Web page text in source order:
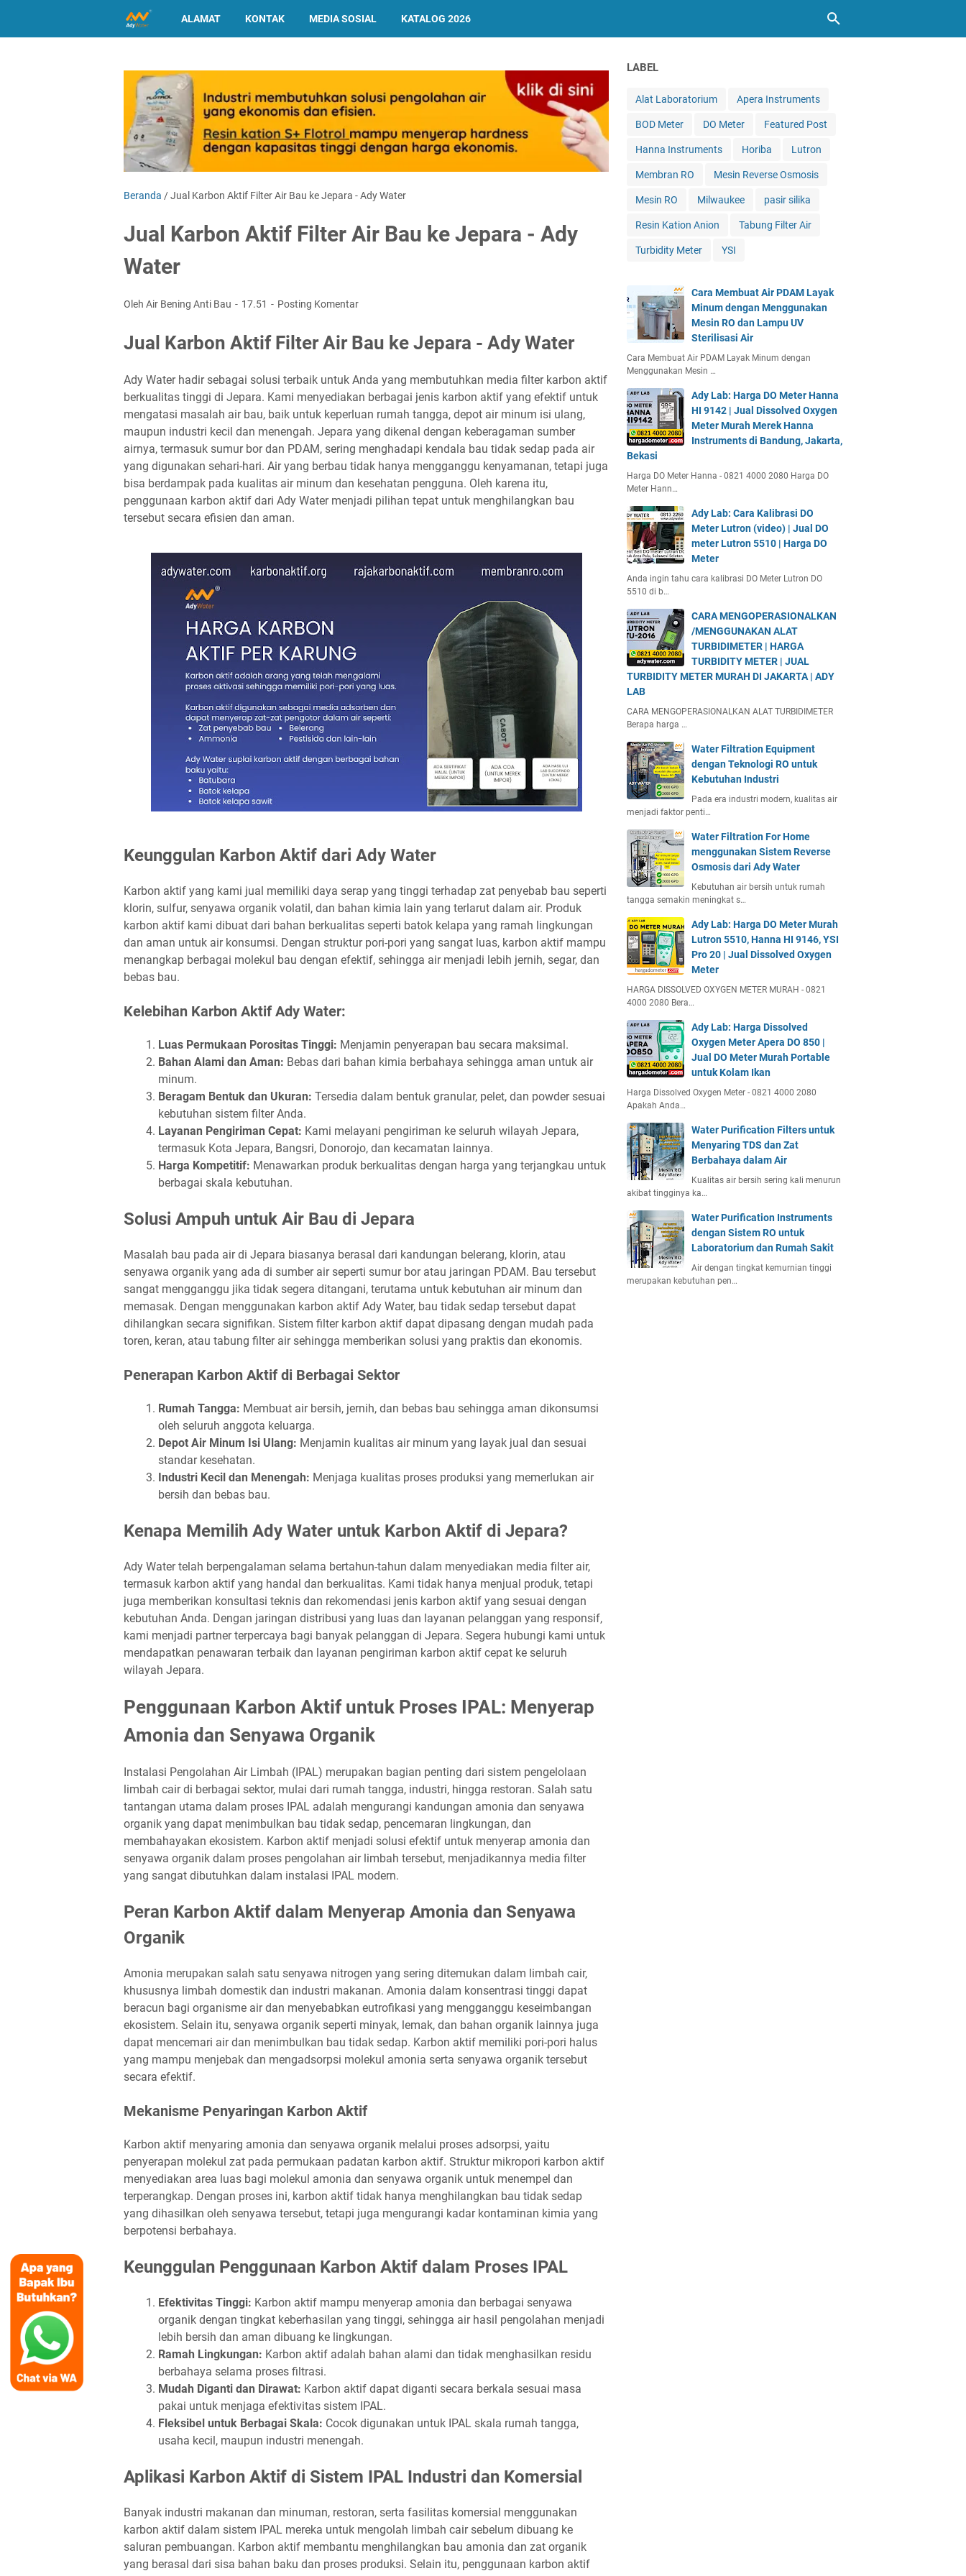
ALAMAT KONTAK MEDIA SOSIAL KATALOG 2026
Beranda /Jual Karbon Aktif Filter Air Bau ke Jepara - Ady Water
Jual Karbon Aktif Filter Air Bau ke Jepara - Ady
Water
Oleh Air Bening Anti Bau 17.51 Posting Komentar
Jual Karbon Aktif Filter Air Bau ke Jepara - Ady Water
Ady Water hadir sebagai solusi terbaik untuk Anda yang membutuhkan media filter karbon aktif
berkualitas tinggi di Jepara. Kami menyediakan berbagai jenis karbon aktif yang efektif untuk
mengatasi masalah air bau, baik untuk keperluan rumah tangga, depot air minum isi ulang,
maupun industri kecil dan menengah. Jepara yang dikenal dengan keberagaman sumber
airnya, termasuk sumur bor dan PDAM, sering menghadapi kendala bau tidak sedap pada air
yang digunakan sehari-hari. Air yang berbau tidak hanya mengganggu kenyamanan, tetapi juga
bisa berdampak pada kualitas air minum dan kesehatan pengguna. Oleh karena itu,
penggunaan karbon aktif dari Ady Water menjadi pilihan tepat untuk menghilangkan bau
tersebut secara efisien dan aman.
Keunggulan Karbon Aktif dari Ady Water
Karbon aktif yang kami jual memiliki daya serap yang tinggi terhadap zat penyebab bau seperti
klorin, sulfur, senyawa organik volatil, dan bahan kimia lain yang terlarut dalam air. Produk
karbon aktif kami dibuat dari bahan berkualitas seperti batok kelapa yang ramah lingkungan
dan aman untuk air konsumsi. Dengan struktur pori-pori yang sangat luas, karbon aktif mampu
menangkap berbagai molekul bau dengan efektif, sehingga air menjadi lebih jernih, segar, dan
bebas bau.
Kelebihan Karbon Aktif Ady Water:
Luas Permukaan Porositas Tinggi: Menjamin penyerapan bau secara maksimal.
Bahan Alami dan Aman: Bebas dari bahan kimia berbahaya sehingga aman untuk air
minum.
Beragam Bentuk dan Ukuran: Tersedia dalam bentuk granular, pelet, dan powder sesuai
kebutuhan sistem filter Anda.
Layanan Pengiriman Cepat: Kami melayani pengiriman ke seluruh wilayah Jepara,
termasuk Kota Jepara, Bangsri, Donorojo, dan kecamatan lainnya.
Harga Kompetitif: Menawarkan produk berkualitas dengan harga yang terjangkau untuk
berbagai skala kebutuhan.
Solusi Ampuh untuk Air Bau di Jepara
Masalah bau pada air di Jepara biasanya berasal dari kandungan belerang, klorin, atau
senyawa organik yang ada di sumber air seperti sumur bor atau jaringan PDAM. Bau tersebut
sangat mengganggu jika tidak segera ditangani, terutama untuk kebutuhan air minum dan
memasak. Dengan menggunakan karbon aktif Ady Water, bau tidak sedap tersebut dapat
dihilangkan secara signifikan. Sistem filter karbon aktif dapat dipasang dengan mudah pada
toren, keran, atau tabung filter air sehingga memberikan solusi yang praktis dan ekonomis.
Penerapan Karbon Aktif di Berbagai Sektor
Rumah Tangga: Membuat air bersih, jernih, dan bebas bau sehingga aman dikonsumsi
oleh seluruh anggota keluarga.
Depot Air Minum Isi Ulang: Menjamin kualitas air minum yang layak jual dan sesuai
standar kesehatan.
Industri Kecil dan Menengah: Menjaga kualitas proses produksi yang memerlukan air
bersih dan bebas bau.
Kenapa Memilih Ady Water untuk Karbon Aktif di Jepara?
Ady Water telah berpengalaman selama bertahun-tahun dalam menyediakan media filter air,
termasuk karbon aktif yang handal dan berkualitas. Kami tidak hanya menjual produk, tetapi
juga memberikan konsultasi teknis dan rekomendasi jenis karbon aktif yang sesuai dengan
kebutuhan Anda. Dengan jaringan distribusi yang luas dan layanan pelanggan yang responsif,
kami menjadi partner terpercaya bagi banyak pelanggan di Jepara. Segera hubungi kami untuk
mendapatkan penawaran terbaik dan layanan pengiriman karbon aktif cepat ke seluruh
wilayah Jepara.
Penggunaan Karbon Aktif untuk Proses IPAL: Menyerap
Amonia dan Senyawa Organik
Instalasi Pengolahan Air Limbah (IPAL) merupakan bagian penting dari sistem pengelolaan
limbah cair di berbagai sektor, mulai dari rumah tangga, industri, hingga restoran. Salah satu
tantangan utama dalam proses IPAL adalah mengurangi kandungan amonia dan senyawa
organik yang dapat menimbulkan bau tidak sedap, pencemaran lingkungan, dan
membahayakan ekosistem. Karbon aktif menjadi solusi efektif untuk menyerap amonia dan
senyawa organik dalam proses pengolahan air limbah tersebut, menjadikannya media filter
yang sangat dibutuhkan dalam instalasi IPAL modern.
Peran Karbon Aktif dalam Menyerap Amonia dan Senyawa
Organik
Amonia merupakan salah satu senyawa nitrogen yang sering ditemukan dalam limbah cair,
khususnya limbah domestik dan industri makanan. Amonia dalam konsentrasi tinggi dapat
beracun bagi organisme air dan menyebabkan eutrofikasi yang mengganggu keseimbangan
ekosistem. Selain itu, senyawa organik seperti minyak, lemak, dan bahan organik lainnya juga
dapat mencemari air dan menimbulkan bau tidak sedap. Karbon aktif memiliki pori-pori halus
yang mampu menjebak dan mengadsorpsi molekul amonia serta senyawa organik tersebut
secara efektif.
Mekanisme Penyaringan Karbon Aktif
Karbon aktif menyaring amonia dan senyawa organik melalui proses adsorpsi, yaitu
penyerapan molekul zat pada permukaan padatan karbon aktif. Struktur mikropori karbon aktif
menyediakan area luas bagi molekul amonia dan senyawa organik untuk menempel dan
terperangkap. Dengan proses ini, karbon aktif tidak hanya menghilangkan bau tidak sedap
yang dihasilkan oleh senyawa tersebut, tetapi juga mengurangi kadar kontaminan kimia yang
berpotensi berbahaya.
Keunggulan Penggunaan Karbon Aktif dalam Proses IPAL
Efektivitas Tinggi: Karbon aktif mampu menyerap amonia dan berbagai senyawa
organik dengan tingkat keberhasilan yang tinggi, sehingga air hasil pengolahan menjadi
lebih bersih dan aman dibuang ke lingkungan.
Ramah Lingkungan: Karbon aktif adalah bahan alami dan tidak menghasilkan residu
berbahaya selama proses filtrasi.
Mudah Diganti dan Dirawat: Karbon aktif dapat diganti secara berkala sesuai masa
pakai untuk menjaga efektivitas sistem IPAL.
Fleksibel untuk Berbagai Skala: Cocok digunakan untuk IPAL skala rumah tangga,
usaha kecil, maupun industri menengah.
Aplikasi Karbon Aktif di Sistem IPAL Industri dan Komersial
Banyak industri makanan dan minuman, restoran, serta fasilitas komersial menggunakan
karbon aktif dalam sistem IPAL mereka untuk mengolah limbah cair sebelum dibuang ke
saluran pembuangan. Karbon aktif membantu menghilangkan bau amonia dan zat organik
yang berasal dari sisa bahan baku dan proses produksi. Selain itu, penggunaan karbon aktif
LABEL
Alat Laboratorium Apera Instruments
BOD Meter DO Meter Featured Post
Hanna Instruments Horiba Lutron
Membran RO Mesin Reverse Osmosis
Mesin RO Milwaukee pasir silika
Resin Kation Anion Tabung Filter Air
Turbidity Meter YSI
Cara Membuat Air PDAM Layak
Minum dengan Menggunakan
Mesin RO dan Lampu UV
Sterilisasi Air
Cara Membuat Air PDAM Layak Minum dengan
Menggunakan Mesin …
Ady Lab: Harga DO Meter Hanna
HI 9142 | Jual Dissolved Oxygen
Meter Murah Merek Hanna
Instruments di Bandung, Jakarta,
Bekasi
Harga DO Meter Hanna - 0821 4000 2080 Harga DO
Meter Hann…
Ady Lab: Cara Kalibrasi DO
Meter Lutron (video) | Jual DO
meter Lutron 5510 | Harga DO
Meter
Anda ingin tahu cara kalibrasi DO Meter Lutron DO
5510 di b…
CARA MENGOPERASIONALKAN
/MENGGUNAKAN ALAT
TURBIDIMETER | HARGA
TURBIDITY METER | JUAL
TURBIDITY METER MURAH DI JAKARTA | ADY
LAB
CARA MENGOPERASIONALKAN ALAT TURBIDIMETER
Berapa harga …
Water Filtration Equipment
dengan Teknologi RO untuk
Kebutuhan Industri
Pada era industri modern, kualitas air
menjadi faktor penti…
Water Filtration For Home
menggunakan Sistem Reverse
Osmosis dari Ady Water
Kebutuhan air bersih untuk rumah
tangga semakin meningkat s…
Ady Lab: Harga DO Meter Murah
Lutron 5510, Hanna HI 9146, YSI
Pro 20 | Jual Dissolved Oxygen
Meter
HARGA DISSOLVED OXYGEN METER MURAH - 0821
4000 2080 Bera…
Ady Lab: Harga Dissolved
Oxygen Meter Apera DO 850 |
Jual DO Meter Murah Portable
untuk Kolam Ikan
Harga Dissolved Oxygen Meter - 0821 4000 2080
Apakah Anda…
Water Purification Filters untuk
Menyaring TDS dan Zat
Berbahaya dalam Air
Kualitas air bersih sering kali menurun
akibat tingginya ka…
Water Purification Instruments
dengan Sistem RO untuk
Laboratorium dan Rumah Sakit
Air dengan tingkat kemurnian tinggi
merupakan kebutuhan pen…